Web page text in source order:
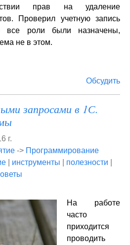
прав на удаление
Проверил учетную запись
роли были назначены,
не в этом.
Обсудить
запросами в 1С.
г.
-> Программирование
инструменты полезности
На работе
часто
приходится
проводить